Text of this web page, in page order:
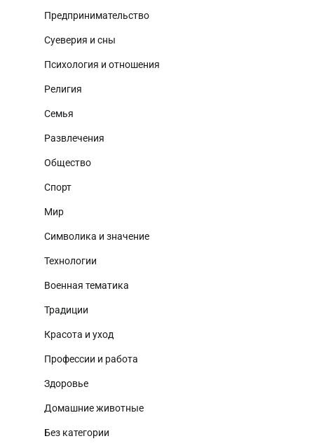
Предпринимательство
Суеверия и сны
Психология и отношения
Религия
Семья
Развлечения
Общество
Спорт
Мир
Символика и значение
Технологии
Военная тематика
Традиции
Красота и уход
Профессии и работа
Здоровье
Домашние животные
Без категории